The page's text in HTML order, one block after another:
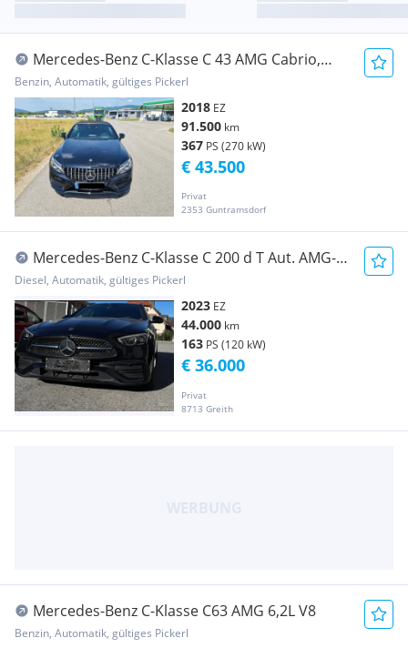
Mercedes-Benz C-Klasse C 43 AMG Cabrio,
Night Edition, KEIN OPF
Benzin, Automatik, gültiges Pickerl
2018 EZ
91.500 km
367 PS (270 kW)
Privat
2353 Guntramsdorf
€ 43.500
Mercedes-Benz C-Klasse C 200 d T Aut. AMG-
Line
Diesel, Automatik, gültiges Pickerl
2023 EZ
44.000 km
163 PS (120 kW)
Privat
8713 Greith
€ 36.000
Mercedes-Benz C-Klasse C63 AMG 6,2L V8
Benzin, Automatik, gültiges Pickerl